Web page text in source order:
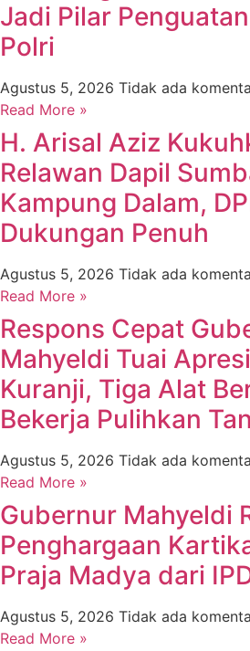
Jadi Pilar
Polri
Agustus 5, 2026 Tidak ada
Read More »
H. Arisal Aziz
Relawan Dapil
Kampung Dalam,
Dukungan Penuh
Agustus 5, 2026 Tidak ada
Read More »
Respons Cepat
Mahyeldi Tuai
Kuranji, Tiga Alat
Bekerja Pulihkan
Agustus 5, 2026 Tidak ada
Read More »
Gubernur Mahyeldi
Penghargaan
Praja Madya dari
Agustus 5, 2026 Tidak ada
Read More »